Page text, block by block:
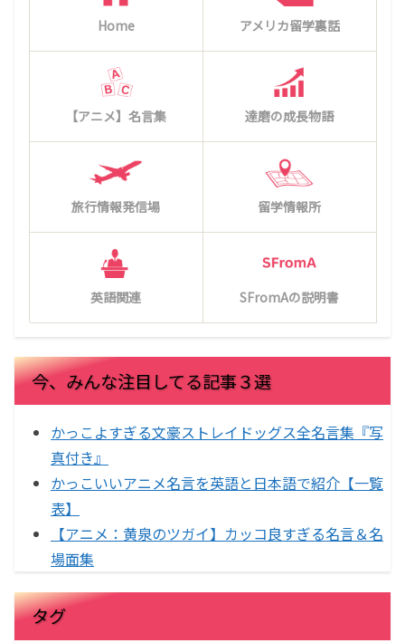
Home アメリカ留学裏話
【アニメ】名言集 達磨の成長物語
旅行情報発信場 留学情報所
英語関連 SFromAの説明書
今、みんな注目してる記事３選
かっこよすぎる文豪ストレイドッグス全名言集『写
真付き』
かっこいいアニメ名言を英語と日本語で紹介【一覧
表】
【アニメ：黄泉のツガイ】カッコ良すぎる名言＆名
場面集
タグ